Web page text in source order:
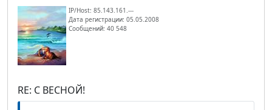
IP/Host: 85.143.161.---
Дата регистрации: 05.05.2008
Сообщений: 40 548
RE: С ВЕСНОЙ!